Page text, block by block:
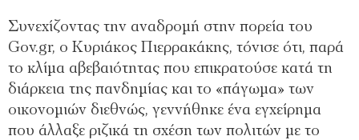
Συνεχίζοντας την αναδρομή στην πορεία του
Gov.gr, ο Κυριάκος Πιερρακάκης, τόνισε ότι, παρά
το κλίμα αβεβαιότητας που επικρατούσε κατά τη
διάρκεια της πανδημίας και το «πάγωμα» των
οικονομιών διεθνώς, γεννήθηκε ένα εγχείρημα
που άλλαξε ριζικά τη σχέση των πολιτών με το